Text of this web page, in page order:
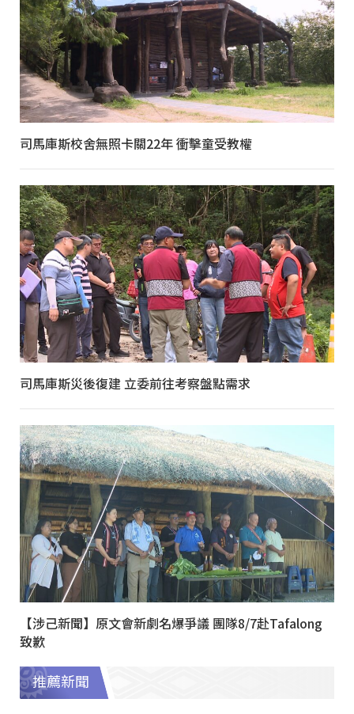
司馬庫斯校舍無照卡關22年 衝擊童受教權
司馬庫斯災後復建 立委前往考察盤點需求
【涉己新聞】原文會新劇名爆爭議 團隊8/7赴Tafalong
致歉
推薦新聞